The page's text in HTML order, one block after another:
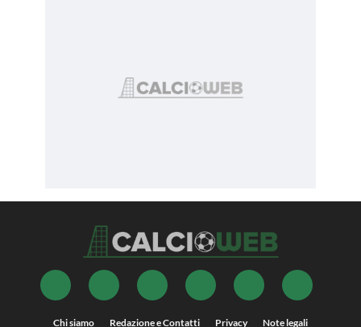
Chi siamo Redazione e Contatti Privacy Note legali